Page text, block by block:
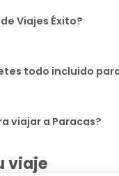
Viajes Éxito?
todo incluido
viajar a Paracas?
viaje